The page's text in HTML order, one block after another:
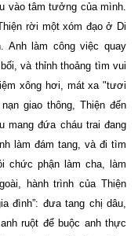
vào tâm tưởng của mình.
rời một xóm đạo ở Di
Anh làm công việc quay
và thỉnh thoảng tìm vui
xông hơi, mát xa "tươi
giao thông, Thiện đến
mang đứa cháu trai đang
làm đám tang, và đi tìm
chức phận làm cha, làm
hành trình của Thiện
đình”: đưa tang chị dâu,
ruột để buộc anh thực